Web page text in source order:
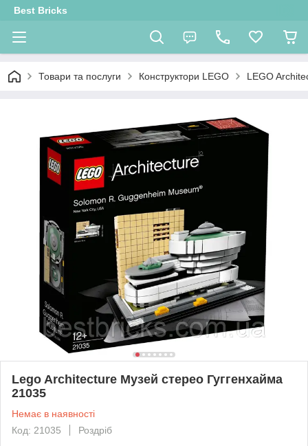
Best Bricks
Товари та послуги Конструктори LEGO LEGO
Lego Architecture Музей стерео Гуггенхайма
21035
Немає в наявності
Код: 21035
Роздріб